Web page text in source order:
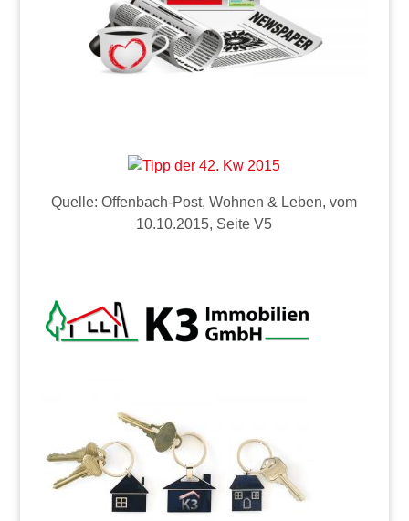
Quelle: Offenbach-Post, Wohnen & Leben, vom
10.10.2015, Seite V5